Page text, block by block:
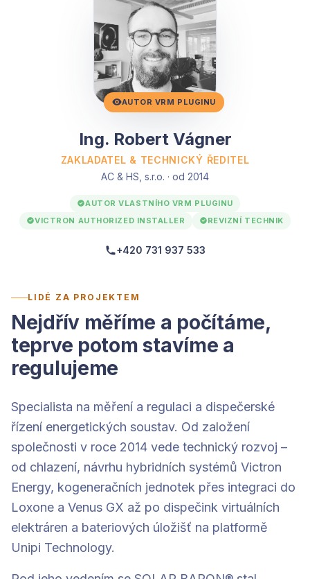
AUTOR VRM PLUGINU
Ing. Robert Vágner
ZAKLADATEL & TECHNICKÝ ŘEDITEL
AC & HS, s.r.o. · od 2014
AUTOR VLASTNÍHO VRM PLUGINU
VICTRON AUTHORIZED INSTALLER
REVIZNÍ TECHNIK
+420 731 937 533
LIDÉ ZA PROJEKTEM
Nejdřív měříme a počítáme,
teprve potom stavíme a
regulujeme
Specialista na měření a regulaci a dispečerské
řízení energetických soustav. Od založení
společnosti v roce 2014 vede technický rozvoj –
od chlazení, návrhu hybridních systémů Victron
Energy, kogeneračních jednotek přes integraci do
Loxone a Venus GX až po dispečink virtuálních
elektráren a bateriových úložišť na platformě
Unipi Technology.